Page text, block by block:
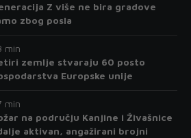
Z više ne bira gradove
zbog posla
min
zemlje stvaraju 60 posto
Europske unije
min
na području Kanjine i Živašnice
aktivan, angažirani brojni